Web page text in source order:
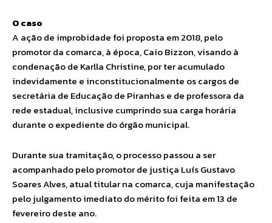
O caso
A ação de improbidade foi proposta em 2018, pelo
promotor da comarca, à época, Caio Bizzon, visando à
condenação de Karlla Christine, por ter acumulado
indevidamente e inconstitucionalmente os cargos de
secretária de Educação de Piranhas e de professora da
rede estadual, inclusive cumprindo sua carga horária
durante o expediente do órgão municipal.
Durante sua tramitação, o processo passou a ser
acompanhado pelo promotor de justiça Luís Gustavo
Soares Alves, atual titular na comarca, cuja manifestação
pelo julgamento imediato do mérito foi feita em 13 de
fevereiro deste ano.